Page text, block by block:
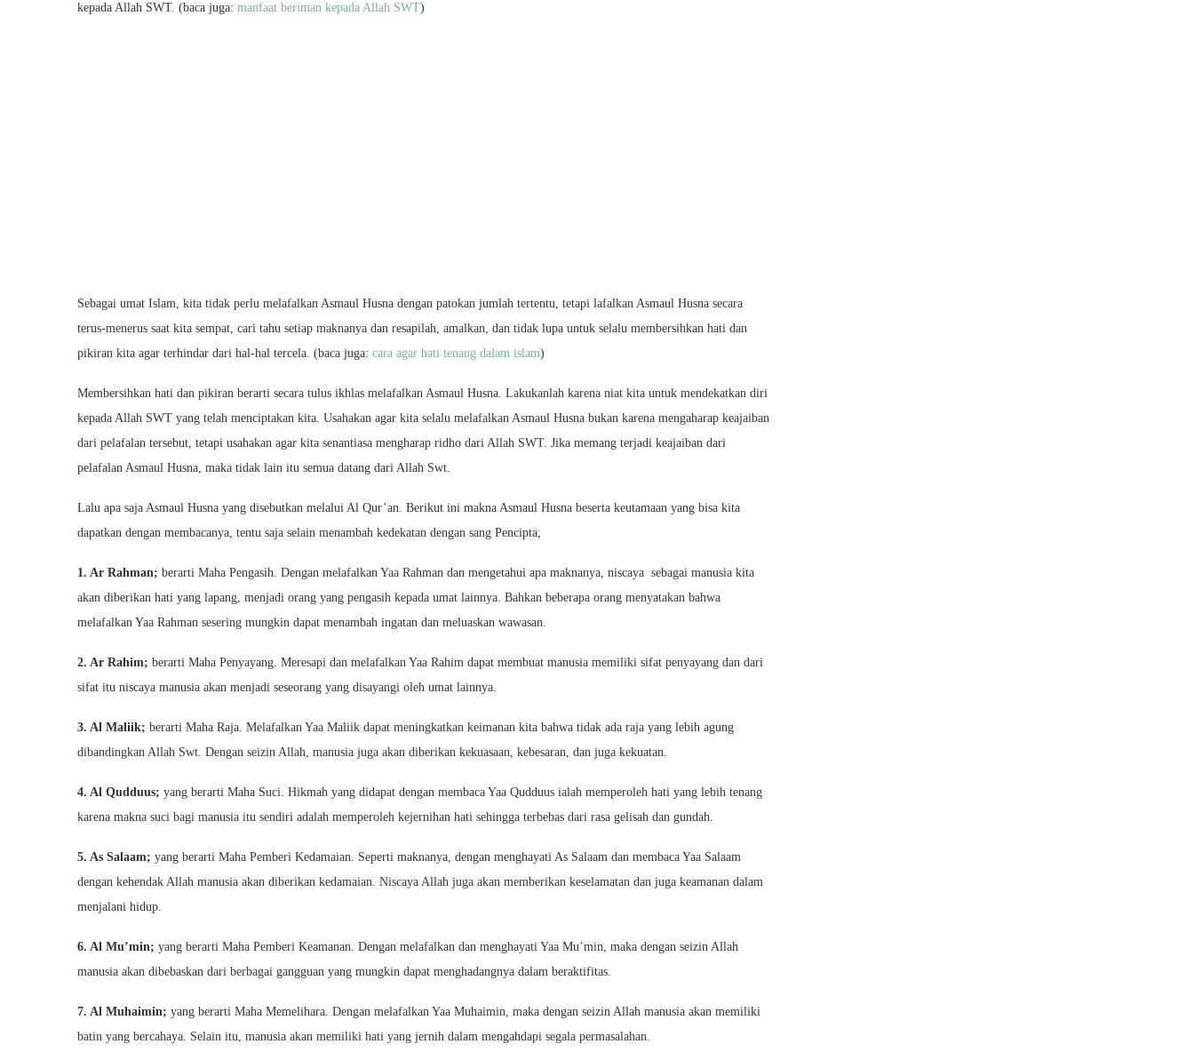
kepada Allah SWT. (baca juga: manfaat beriman kepada Allah SWT)
Sebagai umat Islam, kita tidak perlu melafalkan Asmaul Husna dengan patokan jumlah tertentu, tetapi lafalkan Asmaul Husna secara
terus-menerus saat kita sempat, cari tahu setiap maknanya dan resapilah, amalkan, dan tidak lupa untuk selalu membersihkan hati dan
pikiran kita agar terhindar dari hal-hal tercela. (baca juga: cara agar hati tenang dalam islam)
Membersihkan hati dan pikiran berarti secara tulus ikhlas melafalkan Asmaul Husna. Lakukanlah karena niat kita untuk mendekatkan diri
kepada Allah SWT yang telah menciptakan kita. Usahakan agar kita selalu melafalkan Asmaul Husna bukan karena mengaharap keajaiban
dari pelafalan tersebut, tetapi usahakan agar kita senantiasa mengharap ridho dari Allah SWT. Jika memang terjadi keajaiban dari
pelafalan Asmaul Husna, maka tidak lain itu semua datang dari Allah Swt.
Lalu apa saja Asmaul Husna yang disebutkan melalui Al Qur’an. Berikut ini makna Asmaul Husna beserta keutamaan yang bisa kita
dapatkan dengan membacanya, tentu saja selain menambah kedekatan dengan sang Pencipta;
1. Ar Rahman; berarti Maha Pengasih. Dengan melafalkan Yaa Rahman dan mengetahui apa maknanya, niscaya sebagai manusia kita
akan diberikan hati yang lapang, menjadi orang yang pengasih kepada umat lainnya. Bahkan beberapa orang menyatakan bahwa
melafalkan Yaa Rahman sesering mungkin dapat menambah ingatan dan meluaskan wawasan.
2. Ar Rahim; berarti Maha Penyayang. Meresapi dan melafalkan Yaa Rahim dapat membuat manusia memiliki sifat penyayang dan dari
sifat itu niscaya manusia akan menjadi seseorang yang disayangi oleh umat lainnya.
3. Al Maliik; berarti Maha Raja. Melafalkan Yaa Maliik dapat meningkatkan keimanan kita bahwa tidak ada raja yang lebih agung
dibandingkan Allah Swt. Dengan seizin Allah, manusia juga akan diberikan kekuasaan, kebesaran, dan juga kekuatan.
4. Al Qudduus; yang berarti Maha Suci. Hikmah yang didapat dengan membaca Yaa Qudduus ialah memperoleh hati yang lebih tenang
karena makna suci bagi manusia itu sendiri adalah memperoleh kejernihan hati sehingga terbebas dari rasa gelisah dan gundah.
5. As Salaam; yang berarti Maha Pemberi Kedamaian. Seperti maknanya, dengan menghayati As Salaam dan membaca Yaa Salaam
dengan kehendak Allah manusia akan diberikan kedamaian. Niscaya Allah juga akan memberikan keselamatan dan juga keamanan dalam
menjalani hidup.
6. Al Mu’min; yang berarti Maha Pemberi Keamanan. Dengan melafalkan dan menghayati Yaa Mu’min, maka dengan seizin Allah
manusia akan dibebaskan dari berbagai gangguan yang mungkin dapat menghadangnya dalam beraktifitas.
7. Al Muhaimin; yang berarti Maha Memelihara. Dengan melafalkan Yaa Muhaimin, maka dengan seizin Allah manusia akan memiliki
batin yang bercahaya. Selain itu, manusia akan memiliki hati yang jernih dalam mengahdapi segala permasalahan.